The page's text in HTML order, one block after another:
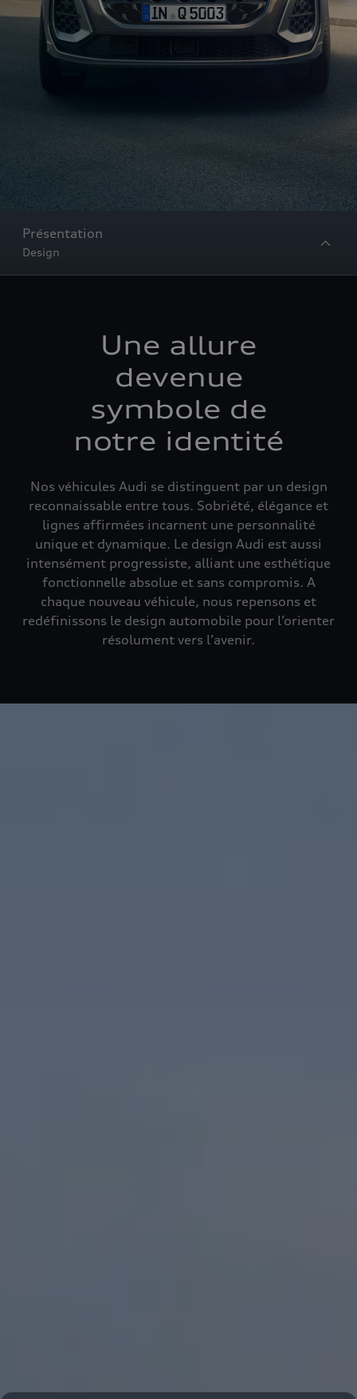
Présentation
Design
Une allure
devenue
symbole de
notre identité
Nos véhicules Audi se distinguent par un design
reconnaissable entre tous. Sobriété, élégance et
lignes affirmées incarnent une personnalité
unique et dynamique. Le design Audi est aussi
intensément progressiste, alliant une esthétique
fonctionnelle absolue et sans compromis. A
chaque nouveau véhicule, nous repensons et
redéfinissons le design automobile pour l’orienter
résolument vers l’avenir.